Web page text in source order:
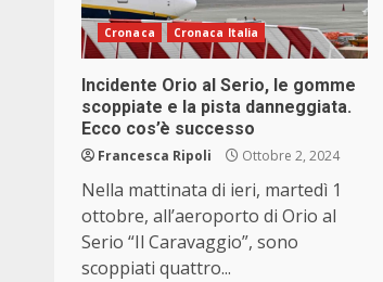
Cronaca Cronaca Italia
Incidente Orio al Serio, le gomme
scoppiate e la pista danneggiata.
Ecco cos’è successo
Francesca Ripoli Ottobre 2, 2024
Nella mattinata di ieri, martedì 1
ottobre, all’aeroporto di Orio al
Serio “Il Caravaggio”, sono
scoppiati quattro...